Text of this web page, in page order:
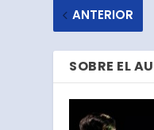
ANTERIOR
SOBRE EL